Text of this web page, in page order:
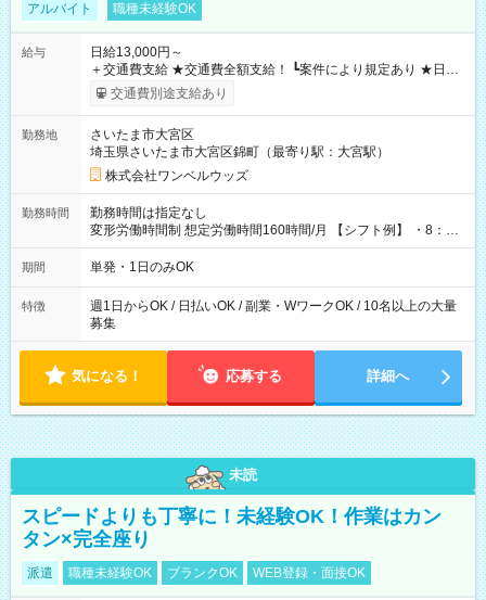
アルバイト 職種未経験OK
給与
日給13,000円～
＋交通費支給 ★交通費全額支給！ ┗案件により規定あり ★日払
いOK！（規定あり） ┗働いたその日に現金GET♪ お仕事後はコ
ンビニATMから 日払い分を引き落とせます！ 【試用期間】試
交通費別途支給あり
勤務地
さいたま市大宮区
埼玉県さいたま市大宮区錦町（最寄り駅：大宮駅）
株式会社ワンベルウッズ
勤務時間
勤務時間は指定なし
変形労働時間制 想定労働時間160時間/月 【シフト例】 ・8：00
～21：00
期間 単発・1日のみOK
特徴
週1日からOK / 日払いOK / 副業・WワークOK / 10名以上の大量
募集
気になる！ 応募する 詳細へ
未読
スピードよりも丁寧に！未経験OK！作業はカン
タン×完全座り
派遣 職種未経験OK ブランクOK WEB登録・面接OK